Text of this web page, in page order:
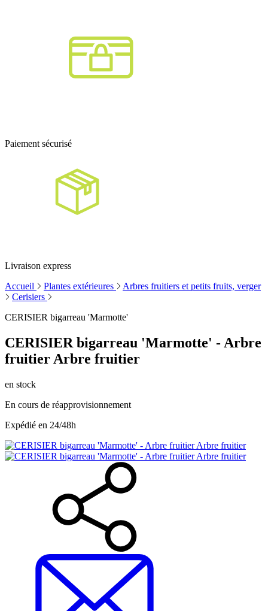
Paiement sécurisé
Livraison express
Accueil
Plantes extérieures
Arbres fruitiers et petits fruits, verger
Cerisiers
CERISIER bigarreau 'Marmotte'
CERISIER bigarreau 'Marmotte' - Arbre
fruitier Arbre fruitier
en stock
En cours de réapprovisionnement
Expédié en 24/48h